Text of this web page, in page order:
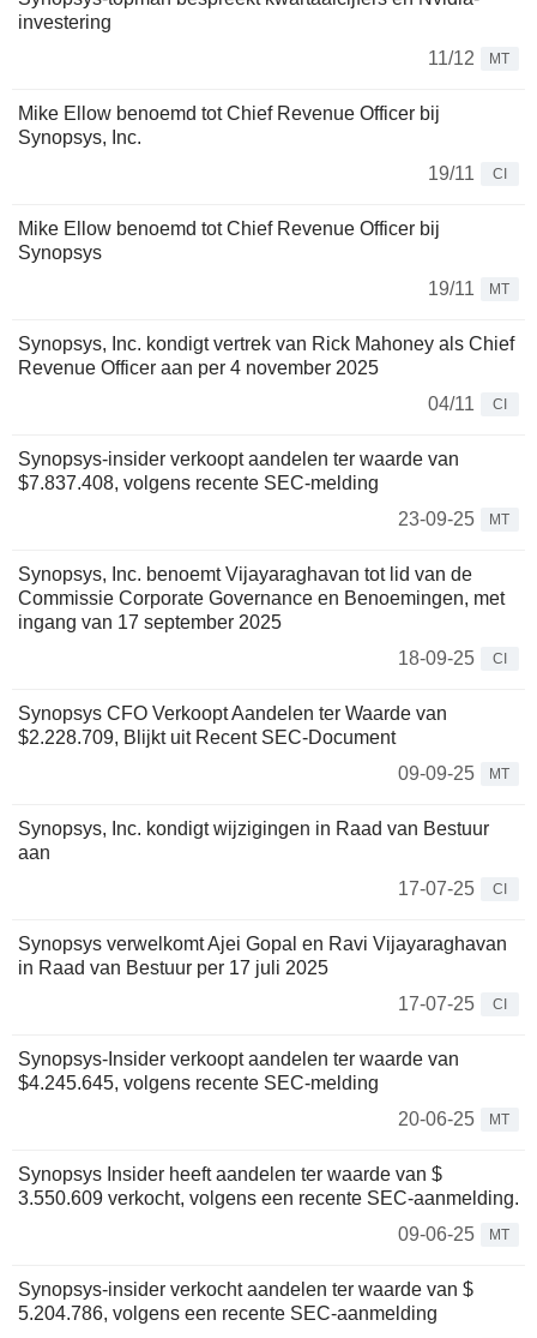
investering
11/12
MT
Mike Ellow benoemd tot Chief Revenue Officer bij
Synopsys, Inc.
19/11
CI
Mike Ellow benoemd tot Chief Revenue Officer bij
Synopsys
19/11
MT
Synopsys, Inc. kondigt vertrek van Rick Mahoney als Chief
Revenue Officer aan per 4 november 2025
04/11
CI
Synopsys-insider verkoopt aandelen ter waarde van
$7.837.408, volgens recente SEC-melding
23-09-25
MT
Synopsys, Inc. benoemt Vijayaraghavan tot lid van de
Commissie Corporate Governance en Benoemingen, met
ingang van 17 september 2025
18-09-25
CI
Synopsys CFO Verkoopt Aandelen ter Waarde van
$2.228.709, Blijkt uit Recent SEC-Document
09-09-25
MT
Synopsys, Inc. kondigt wijzigingen in Raad van Bestuur
aan
17-07-25
CI
Synopsys verwelkomt Ajei Gopal en Ravi Vijayaraghavan
in Raad van Bestuur per 17 juli 2025
17-07-25
CI
Synopsys-Insider verkoopt aandelen ter waarde van
$4.245.645, volgens recente SEC-melding
20-06-25
MT
Synopsys Insider heeft aandelen ter waarde van $
3.550.609 verkocht, volgens een recente SEC-aanmelding.
09-06-25
MT
Synopsys-insider verkocht aandelen ter waarde van $
5.204.786, volgens een recente SEC-aanmelding